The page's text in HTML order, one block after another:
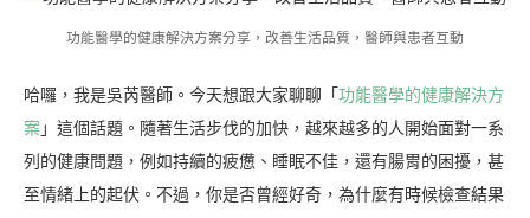
功能醫學的健康解決方案分享，改善生活品質，醫師與患者互動
哈囉，我是吳芮醫師。今天想跟大家聊聊「 功能醫學的健康解決方
案 」這個話題。隨著生活步伐的加快，越來越多的人開始面對一系
列的健康問題，例如持續的疲憊、睡眠不佳，還有腸胃的困擾，甚
至情緒上的起伏。不過，你是否曾經好奇，為什麼有時候檢查結果